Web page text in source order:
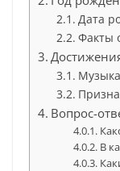
Дата
Факты
Вопрос-
В